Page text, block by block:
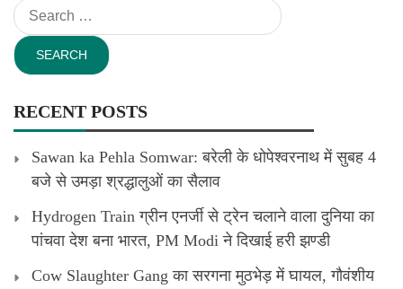
Search
for:
RECENT POSTS
Sawan ka Pehla Somwar: बरेली के धोपेश्वरनाथ में सुबह 4
बजे से उमड़ा श्रद्धालुओं का सैलाव
Hydrogen Train ग्रीन एनर्जी से ट्रेन चलाने वाला दुनिया का
पांचवा देश बना भारत, PM Modi ने दिखाई हरी झण्डी
Cow Slaughter Gang का सरगना मुठभेड़ में घायल, गौवंशीय